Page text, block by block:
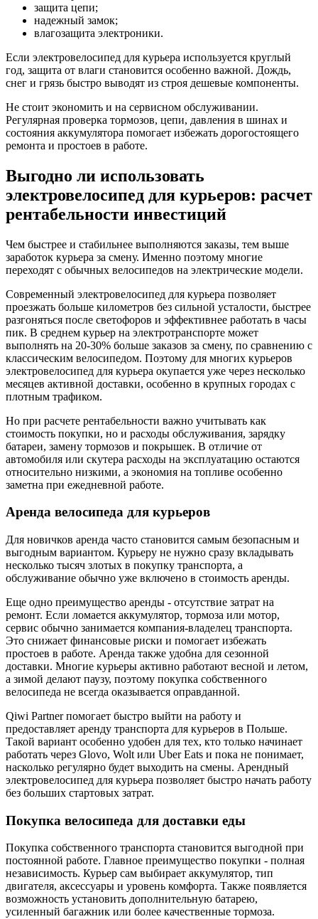
защита цепи;
надежный замок;
влагозащита электроники.
Если электровелосипед для курьера используется круглый
год, защита от влаги становится особенно важной. Дождь,
снег и грязь быстро выводят из строя дешевые компоненты.
Не стоит экономить и на сервисном обслуживании.
Регулярная проверка тормозов, цепи, давления в шинах и
состояния аккумулятора помогает избежать дорогостоящего
ремонта и простоев в работе.
Выгодно ли использовать
электровелосипед для курьеров: расчет
рентабельности инвестиций
Чем быстрее и стабильнее выполняются заказы, тем выше
заработок курьера за смену. Именно поэтому многие
переходят с обычных велосипедов на электрические модели.
Современный электровелосипед для курьера позволяет
проезжать больше километров без сильной усталости, быстрее
разгоняться после светофоров и эффективнее работать в часы
пик. В среднем курьер на электротранспорте может
выполнять на 20-30% больше заказов за смену, по сравнению с
классическим велосипедом. Поэтому для многих курьеров
электровелосипед для курьера окупается уже через несколько
месяцев активной доставки, особенно в крупных городах с
плотным трафиком.
Но при расчете рентабельности важно учитывать как
стоимость покупки, но и расходы обслуживания, зарядку
батареи, замену тормозов и покрышек. В отличие от
автомобиля или скутера расходы на эксплуатацию остаются
относительно низкими, а экономия на топливе особенно
заметна при ежедневной работе.
Аренда велосипеда для курьеров
Для новичков аренда часто становится самым безопасным и
выгодным вариантом. Курьеру не нужно сразу вкладывать
несколько тысяч злотых в покупку транспорта, а
обслуживание обычно уже включено в стоимость аренды.
Еще одно преимущество аренды - отсутствие затрат на
ремонт. Если ломается аккумулятор, тормоза или мотор,
сервис обычно занимается компания-владелец транспорта.
Это снижает финансовые риски и помогает избежать
простоев в работе. Аренда также удобна для сезонной
доставки. Многие курьеры активно работают весной и летом,
а зимой делают паузу, поэтому покупка собственного
велосипеда не всегда оказывается оправданной.
Qiwi Partner помогает быстро выйти на работу и
предоставляет аренду транспорта для курьеров в Польше.
Такой вариант особенно удобен для тех, кто только начинает
работать через Glovo, Wolt или Uber Eats и пока не понимает,
насколько регулярно будет выходить на смены. Арендный
электровелосипед для курьера позволяет быстро начать работу
без больших стартовых затрат.
Покупка велосипеда для доставки еды
Покупка собственного транспорта становится выгодной при
постоянной работе. Главное преимущество покупки - полная
независимость. Курьер сам выбирает аккумулятор, тип
двигателя, аксессуары и уровень комфорта. Также появляется
возможность установить дополнительную батарею,
усиленный багажник или более качественные тормоза.